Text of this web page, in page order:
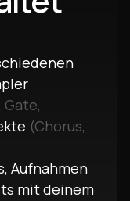
Gate,
(Chorus,
Aufnahmen
mit deinem